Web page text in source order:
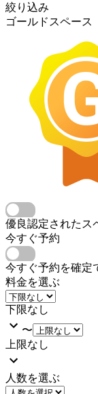
絞り込み
ゴールドスペース
優良認定されたス
今すぐ予約
今すぐ予約を確定
料金を選ぶ
下限なし
〜
上限なし
人数を選ぶ